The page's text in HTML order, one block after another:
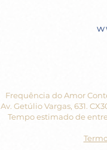
Frequência do Amor
Av. Getúlio Vargas, 631.
Tempo estimado de